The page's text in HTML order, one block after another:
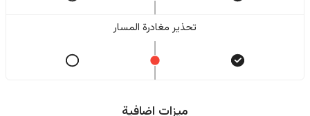
تحذير مغادرة المسار
ميزات اضافية